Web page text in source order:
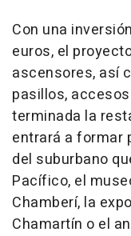
Con una
euros, el
ascensores, así
pasillos,
terminada la
entrará a formar
del suburbano
Pacífico, el
Chamberí, la
Chamartín o el